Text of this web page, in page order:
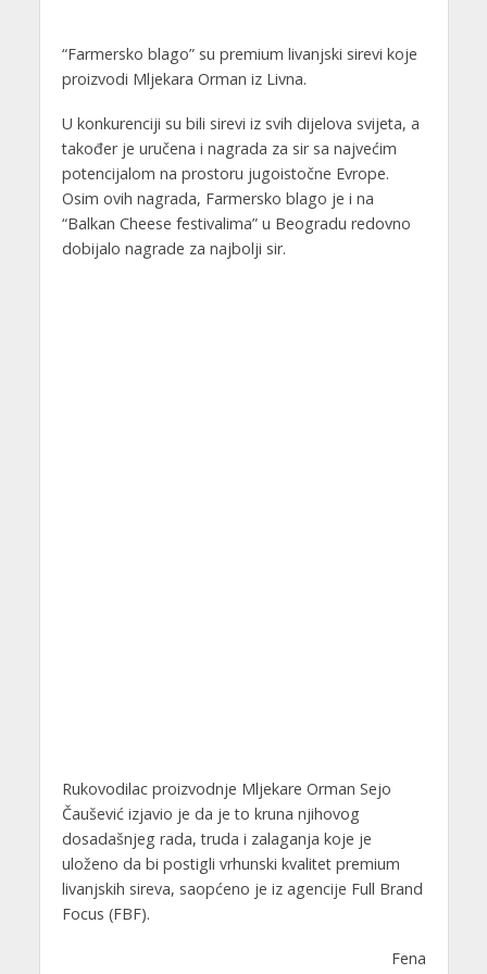
“Farmersko blago” su premium livanjski sirevi koje
proizvodi Mljekara Orman iz Livna.
U konkurenciji su bili sirevi iz svih dijelova svijeta, a
također je uručena i nagrada za sir sa najvećim
potencijalom na prostoru jugoistočne Evrope.
Osim ovih nagrada, Farmersko blago je i na
“Balkan Cheese festivalima” u Beogradu redovno
dobijalo nagrade za najbolji sir.
Rukovodilac proizvodnje Mljekare Orman Sejo
Čaušević izjavio je da je to kruna njihovog
dosadašnjeg rada, truda i zalaganja koje je
uloženo da bi postigli vrhunski kvalitet premium
livanjskih sireva, saopćeno je iz agencije Full Brand
Focus (FBF).
Fena